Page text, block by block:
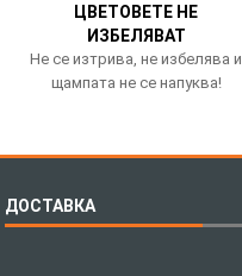
ЦВЕТОВЕТЕ НЕ
ИЗБЕЛЯВАТ
Не се изтрива, не избелява и
щампата не се напуква!
ДОСТАВКА